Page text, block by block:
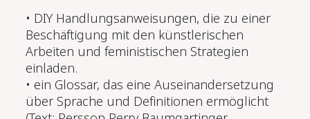
• DIY Handlungsanweisungen, die zu einer
Beschäftigung mit den künstlerischen
Arbeiten und feministischen Strategien
einladen.
• ein Glossar, das eine Auseinandersetzung
über Sprache und Definitionen ermöglicht